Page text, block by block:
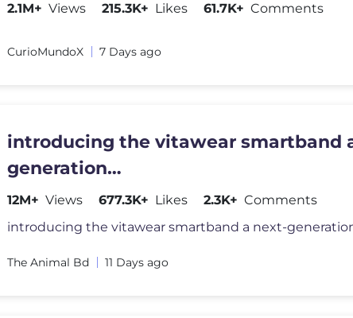
2.1M+ Views 215.3K+ Likes 61.7K+ Comments
CurioMundoX 7 Days ago
introducing the vitawear smartband
generation
12M+ Views 677.3K+ Likes 2.3K+ Comments
The Animal Bd 11 Days ago